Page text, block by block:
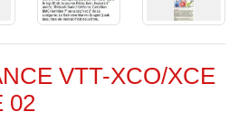
VTT-XCO/XCE
02